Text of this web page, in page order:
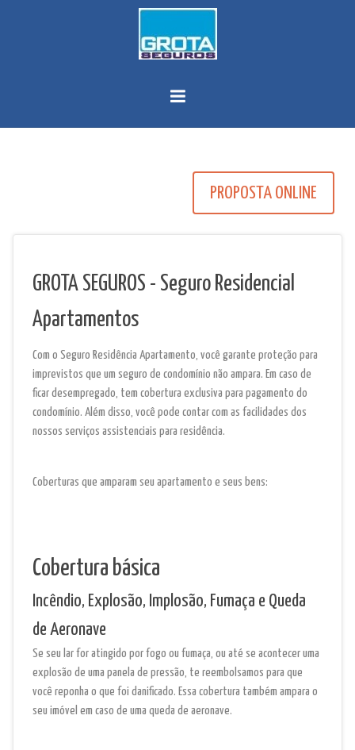
PROPOSTA ONLINE
GROTA SEGUROS - Seguro Residencial
Apartamentos
Com o Seguro Residência Apartamento, você garante proteção para
imprevistos que um seguro de condomínio não ampara. Em caso de
ficar desempregado, tem cobertura exclusiva para pagamento do
condomínio. Além disso, você pode contar com as facilidades dos
nossos serviços assistenciais para residência.
Coberturas que amparam seu apartamento e seus bens:
Cobertura básica
Incêndio, Explosão, Implosão, Fumaça e Queda
de Aeronave
Se seu lar for atingido por fogo ou fumaça, ou até se acontecer uma
explosão de uma panela de pressão, te reembolsamos para que
você reponha o que foi danificado. Essa cobertura também ampara o
seu imóvel em caso de uma queda de aeronave.